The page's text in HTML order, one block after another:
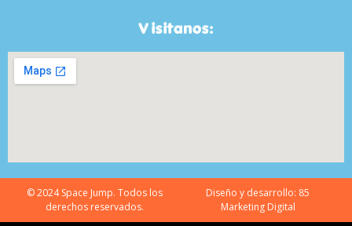
Visitanos:
© 2024 Space Jump. Todos los
derechos reservados.
Diseño y desarrollo: 85
Marketing Digital